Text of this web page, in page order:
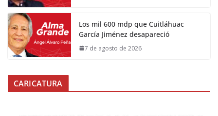
Los mil 600 mdp que Cuitláhuac
García Jiménez desapareció
7 de agosto de 2026
CARICATURA